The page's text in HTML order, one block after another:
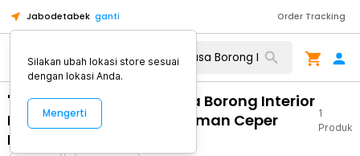
Jabodetabek ganti Order Tracking
"WA 0859 3970 0884 Jasa Borong Interior
Rumah Tipe L Berpengalaman Ceper
Klaten"
1
Produk
Silakan ubah lokasi store sesuai
dengan lokasi Anda.
Mengerti